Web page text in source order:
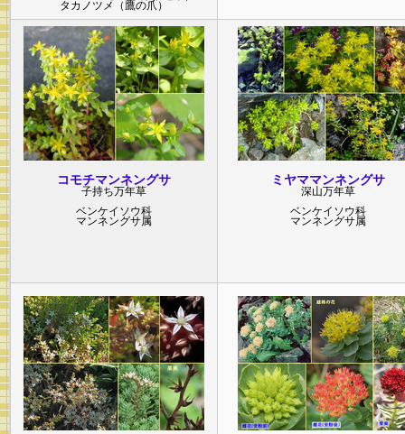
タカノツメ（鷹の爪）
コモチマンネングサ
子持ち万年草
ベンケイソウ科
マンネングサ属
ミヤママンネングサ
深山万年草
ベンケイソウ科
マンネングサ属